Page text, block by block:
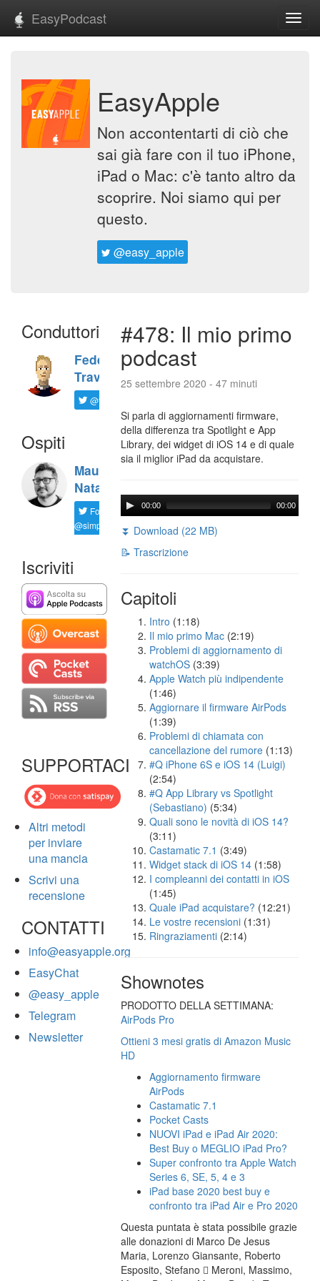
EasyPodcast
EasyApple
Non accontentarti di ciò che
sai già fare con il tuo iPhone,
iPad o Mac: c'è tanto altro da
scoprire. Noi siamo qui per
questo.
@easy_apple
Conduttori
Federico
Travaini
@ftrava
Ospiti
Maurizio
Natali
Follow
@simplemal
Iscriviti
SUPPORTACI
Altri metodi
per inviare
una mancia
Scrivi una
recensione
CONTATTI
info@easyapple.org
EasyChat
@easy_apple
Telegram
Newsletter
#478: Il mio primo
podcast
25 settembre 2020 - 47 minuti
Si parla di aggiornamenti firmware,
della differenza tra Spotlight e App
Library, dei widget di iOS 14 e di quale
sia il miglior iPad da acquistare.
00:00 00:00
⏬ Download (22 MB)
📝 Trascrizione
Capitoli
Intro (1:18)
Il mio primo Mac (2:19)
Problemi di aggiornamento di
watchOS (3:39)
Apple Watch più indipendente
(1:46)
Aggiornare il firmware AirPods
(1:39)
Problemi di chiamata con
cancellazione del rumore (1:13)
#Q iPhone 6S e iOS 14 (Luigi)
(2:54)
#Q App Library vs Spotlight
(Sebastiano) (5:34)
Quali sono le novità di iOS 14?
(3:11)
Castamatic 7.1 (3:49)
Widget stack di iOS 14 (1:58)
I compleanni dei contatti in iOS
(1:45)
Quale iPad acquistare? (12:21)
Le vostre recensioni (1:31)
Ringraziamenti (2:14)
Shownotes
PRODOTTO DELLA SETTIMANA:
AirPods Pro
Ottieni 3 mesi gratis di Amazon Music
HD
Aggiornamento firmware
AirPods
Castamatic 7.1
Pocket Casts
NUOVI iPad e iPad Air 2020:
Best Buy o MEGLIO iPad Pro?
Super confronto tra Apple Watch
Series 6, SE, 5, 4 e 3
iPad base 2020 best buy e
confronto tra iPad Air e Pro 2020
Questa puntata è stata possibile grazie
alle donazioni di Marco De Jesus
Maria, Lorenzo Giansante, Roberto
Esposito, Stefano  Meroni, Massimo,